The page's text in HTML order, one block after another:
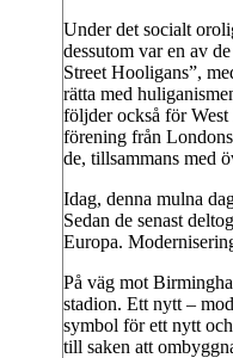
Under det socialt
dessutom var en av
Street Hooligans”,
rätta med
följder också för
förening från
de, tillsammans med
Idag, denna mulna
Sedan de senast
Europa.
På väg mot
stadion. Ett nytt –
symbol för ett nytt
till saken att